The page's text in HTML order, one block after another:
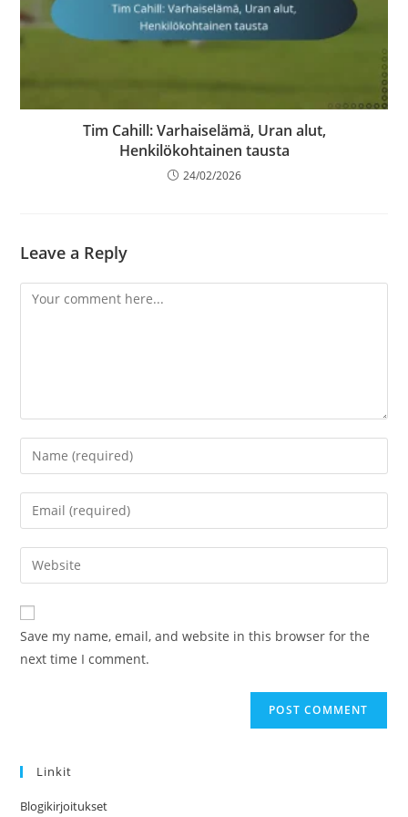
Tim Cahill: Varhaiselämä, Uran alut,
Henkilökohtainen tausta
24/02/2026
Leave a Reply
Comment
Enter
your
name
comment
Enter
your
email
address
comment
Enter
your
website
URL
(optional)
Save my name, email, and website in this browser for the
next time I comment.
Linkit
Blogikirjoitukset